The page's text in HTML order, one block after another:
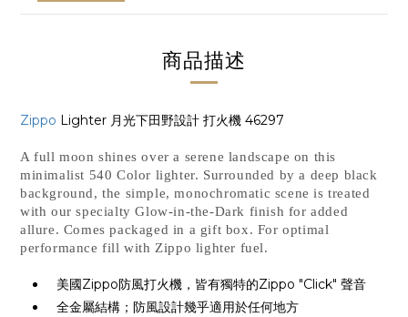
商品描述
Zippo Lighter 月光下田野設計 打火機 46297
A full moon shines over a serene landscape on this
minimalist 540 Color lighter. Surrounded by a deep black
background, the simple, monochromatic scene is treated
with our specialty Glow-in-the-Dark finish for added
allure. Comes packaged in a gift box. For optimal
performance fill with Zippo lighter fuel.
美國Zippo防風打火機，皆有獨特的Zippo "Click" 聲音
全金屬結構；防風設計幾乎適用於任何地方